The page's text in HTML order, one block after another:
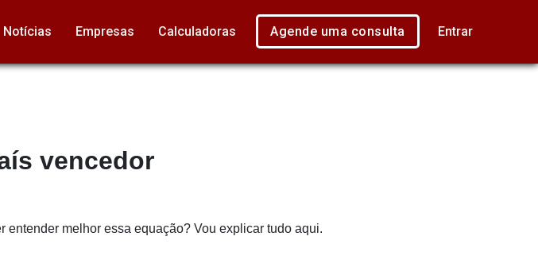
Notícias Empresas Calculadoras Agende uma consulta Entrar
vencedor
melhor essa equação? Vou explicar tudo aqui.